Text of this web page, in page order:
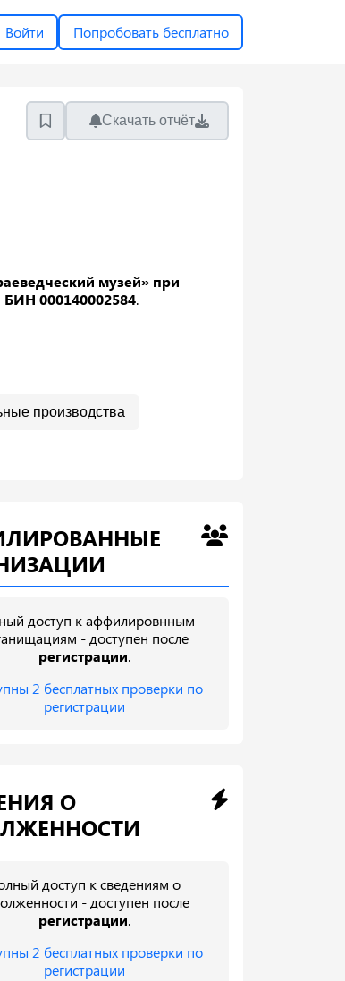
Войти Попробовать бесплатно
Скачать отчёт
музей» при
БИН 000140002584.
производства
доступ к аффилировнным
- доступен после
регистрации.
2 бесплатных проверки по
регистрации
О
доступ к сведениям о
- доступен после
регистрации.
2 бесплатных проверки по
регистрации